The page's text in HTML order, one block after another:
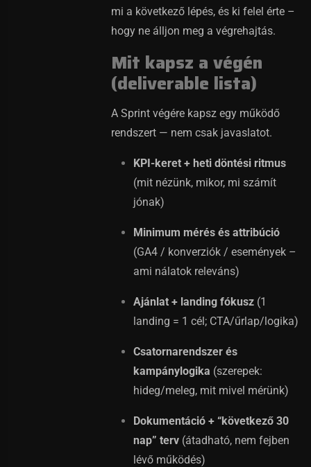
mi a következő lépés, és ki felel érte –
hogy ne álljon meg a végrehajtás.
Mit kapsz a végén
(deliverable lista)
A Sprint végére kapsz egy működő
rendszert — nem csak javaslatot.
KPI-keret + heti döntési ritmus
(mit nézünk, mikor, mi számít
jónak)
Minimum mérés és attribúció
(GA4 / konverziók / események –
ami nálatok releváns)
Ajánlat + landing fókusz (1
landing = 1 cél; CTA/űrlap/logika)
Csatornarendszer és
kampánylogika (szerepek:
hideg/meleg, mit mivel mérünk)
Dokumentáció + “következő 30
nap” terv (átadható, nem fejben
lévő működés)